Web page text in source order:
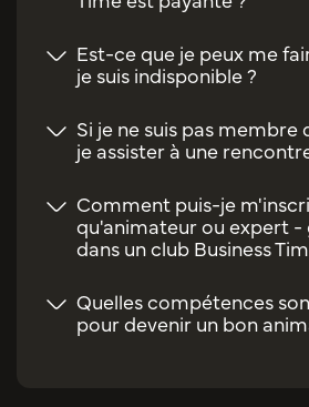
Est-ce que je peux me
je suis indisponible ?
Si je ne suis pas membre
je assister à une
Comment puis-je
qu'animateur ou expert -
dans un club Business
Quelles compétences
pour devenir un bon